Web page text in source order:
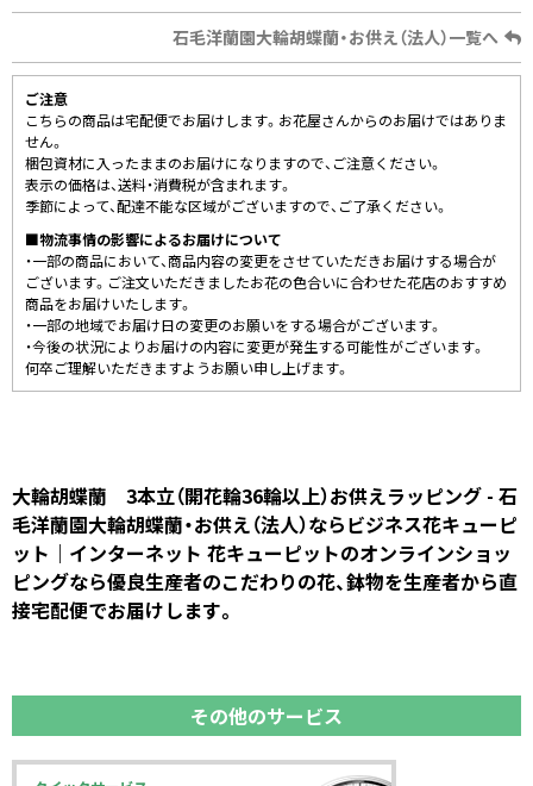
石毛洋蘭園大輪胡蝶蘭・お供え（法人）一覧へ
ご注意
こちらの商品は宅配便でお届けします。お花屋さんからのお届けではありま
せん。
梱包資材に入ったままのお届けになりますので、ご注意ください。
表示の価格は、送料・消費税が含まれます。
季節によって、配達不能な区域がございますので、ご了承ください。
■物流事情の影響によるお届けについて
・一部の商品において、商品内容の変更をさせていただきお届けする場合が
ございます。ご注文いただきましたお花の色合いに合わせた花店のおすすめ
商品をお届けいたします。
・一部の地域でお届け日の変更のお願いをする場合がございます。
・今後の状況によりお届けの内容に変更が発生する可能性がございます。
何卒ご理解いただきますようお願い申し上げます。
大輪胡蝶蘭 3本立（開花輪36輪以上）お供えラッピング - 石
毛洋蘭園大輪胡蝶蘭・お供え（法人）ならビジネス花キューピ
ット｜インターネット 花キューピットのオンラインショッ
ピングなら優良生産者のこだわりの花、鉢物を生産者から直
接宅配便でお届けします。
その他のサービス